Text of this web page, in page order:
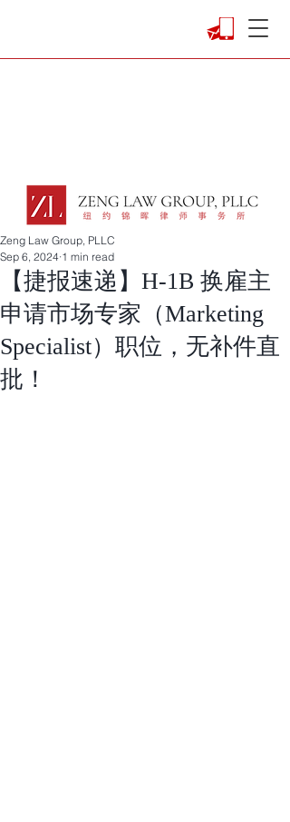
【捷报速递】H-1B 换雇主
申请市场专家（Marketing
Specialist）职位，无补件直
批！
Zeng Law Group, PLLC
Sep 6, 2024 1 min read